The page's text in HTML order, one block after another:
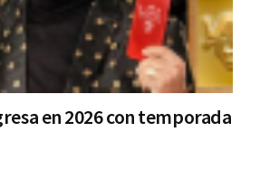
en 2026 con temporada